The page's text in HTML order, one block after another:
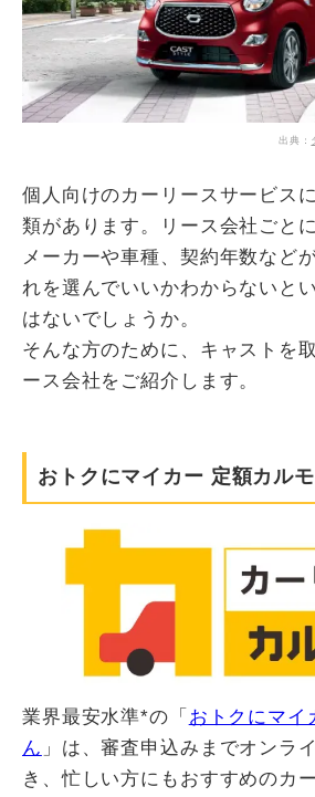
出典：
個人向けのカーリースサービス
類があります。リース会社ごと
メーカーや車種、契約年数など
れを選んでいいかわからないと
はないでしょうか。
そんな方のために、キャストを
ース会社をご紹介します。
おトクにマイカー 定額カル
業界最安水準*の「 おトクにマイ
ん 」は、審査申込みまでオンラ
き、忙しい方にもおすすめのカ